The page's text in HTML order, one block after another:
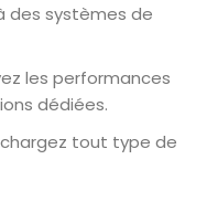
des systèmes de
les performances
dédiées.
tout type de